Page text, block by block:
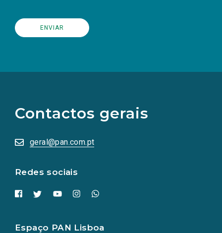
Contactos gerais
geral@pan.com.pt
Redes sociais
redes
sociais
numa
nova
Espaço PAN Lisboa